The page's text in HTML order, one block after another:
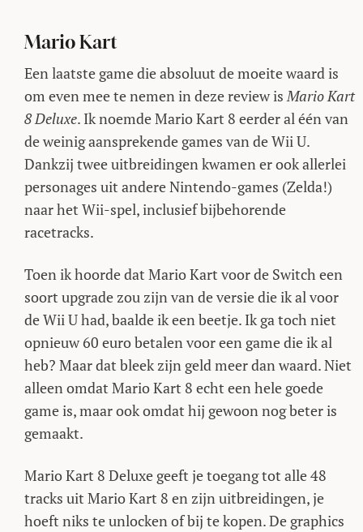
Mario Kart
Een laatste game die absoluut de moeite waard is
om even mee te nemen in deze review isMario Kart
8 Deluxe. Ik noemde Mario Kart 8 eerder al één van
de weinig aansprekende games van de Wii U.
Dankzij twee uitbreidingen kwamen er ook allerlei
personages uit andere Nintendo-games (Zelda!)
naar het Wii-spel, inclusief bijbehorende
racetracks.
Toen ik hoorde dat Mario Kart voor de Switch een
soort upgrade zou zijn van de versie die ik al voor
de Wii U had, baalde ik een beetje. Ik ga toch niet
opnieuw 60 euro betalen voor een game die ik al
heb? Maar dat bleek zijn geld meer dan waard. Niet
alleen omdat Mario Kart 8 echt een hele goede
game is, maar ook omdat hij gewoon nog beter is
gemaakt.
Mario Kart 8 Deluxe geeft je toegang tot alle 48
tracks uit Mario Kart 8 en zijn uitbreidingen, je
hoeft niks te unlocken of bij te kopen. De graphics